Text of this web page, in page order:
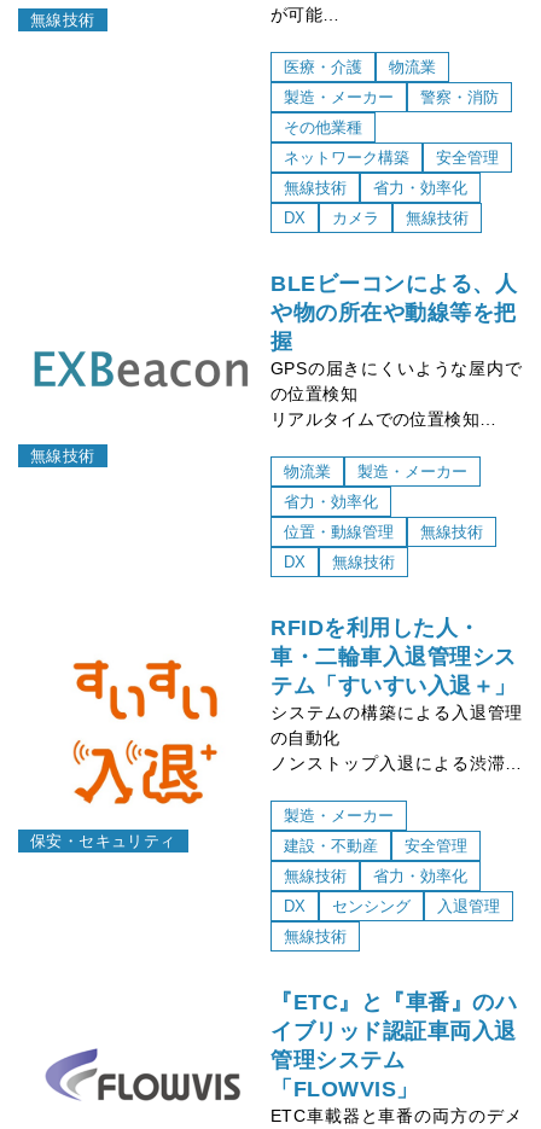
無線技術
が可能
速度と移動時利用で優位
設備異常通知等、スマホ連携が
可能
医療・介護
物流業
製造・メーカー
警察・消防
その他業種
ネットワーク構築
安全管理
無線技術
省力・効率化
DX
カメラ 無線技術
無線技術
BLEビーコンによる、人
や物の所在や動線等を把
握
GPSの届きにくいような屋内で
の位置検知
リアルタイムでの位置検知
により、温湿度や気圧等の環境
情報収集
ネットワーク構築によるデバイ
スの遠隔制御
物流業
製造・メーカー
省力・効率化
位置・動線管理
無線技術
DX
無線技術
保安・セキュリティ
RFIDを利用した人・
車・二輪車入退管理シス
テム「すいすい入退＋」
システムの構築による入退管理
の自動化
ノンストップ入退による渋滞緩
入退状況のリアルタイム共有
災害発生時の避難状況管理シス
テムへの連携が可能
製造・メーカー
建設・不動産
安全管理
無線技術
省力・効率化
DX
センシング
入退管理
無線技術
『ETC』と『車番』のハ
イブリッド認証車両入退
管理システム
「FLOWVIS」
ETC車載器と車番の両方のデメ